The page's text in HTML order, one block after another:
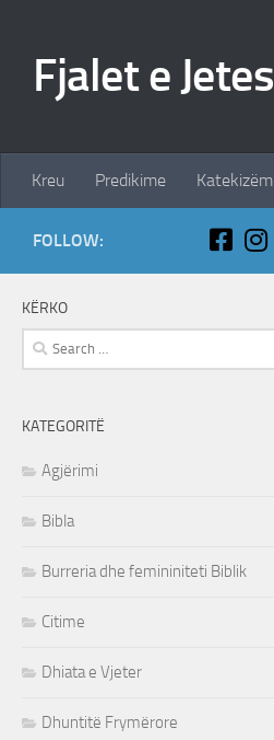
Fjalet e Jetes
Kreu Predikime Katekizëm
FOLLOW:
KËRKO
Search
for:
KATEGORITË
Agjërimi
Bibla
Burreria dhe femininiteti Biblik
Citime
Dhiata e Vjeter
Dhuntitë Frymërore